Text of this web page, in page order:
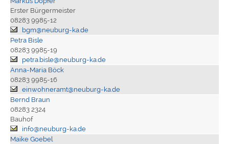
Erster Bürgermeister
08283 9985-12
bgm@neuburg-ka.de
Petra Bisle
08283 9985-19
petra.bisle@neuburg-ka.de
Anna-Maria Böck
08283 9985-16
einwohneramt@neuburg-ka.de
Bernd Braun
08283 2324
Bauhof
info@neuburg-ka.de
Maike Goebel